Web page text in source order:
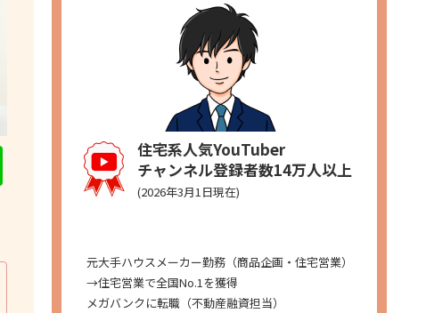
住宅系人気YouTuber
チャンネル登録者数14万人以上
(2026年3月1日現在)
元大手ハウスメーカー勤務（商品企画・住宅営業）
→住宅営業で全国No.1を獲得
メガバンクに転職（不動産融資担当）